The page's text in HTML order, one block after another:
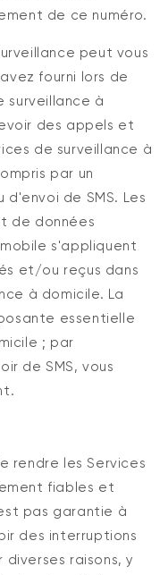
de ce numéro.
peut vous
fourni lors de
surveillance à
des appels et
de surveillance à
par un
de SMS. Les
de données
s'appliquent
et/ou reçus dans
à domicile. La
essentielle
; par
de SMS, vous
rendre les Services
fiables et
pas garantie à
des interruptions
raisons, y